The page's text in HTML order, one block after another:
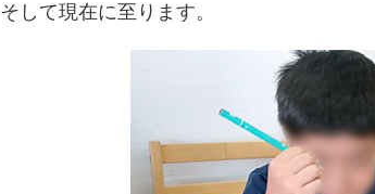
そして現在に至ります。